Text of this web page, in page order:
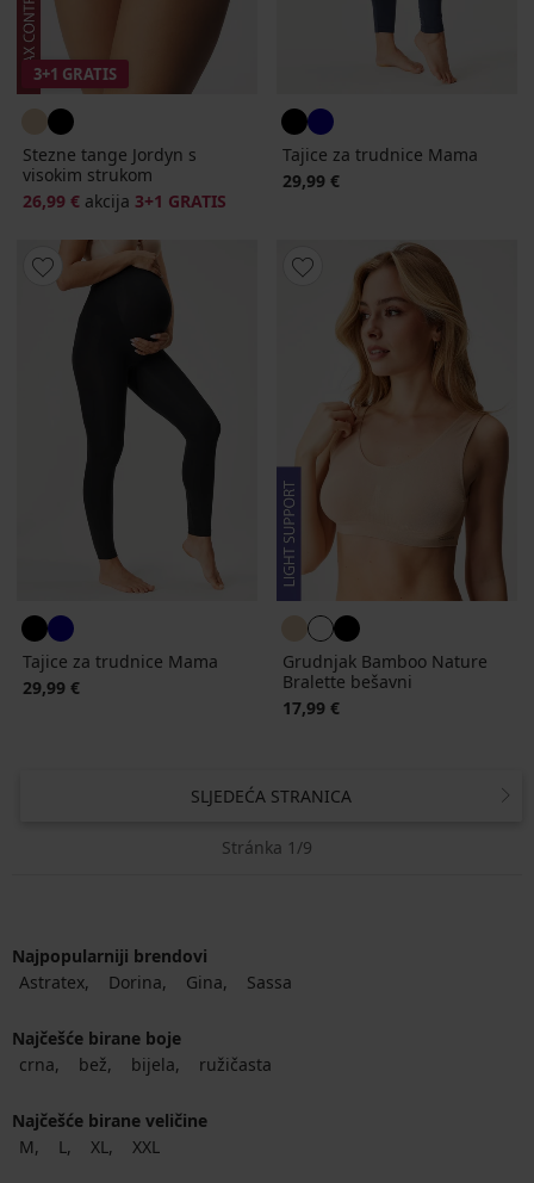
3+1 GRATIS
Stezne tange Jordyn s
visokim strukom
26,99 € akcija 3+1 GRATIS
Tajice za trudnice Mama
29,99 €
Tajice za trudnice Mama
29,99 €
Grudnjak Bamboo Nature
Bralette bešavni
17,99 €
SLJEDEĆA STRANICA
Stránka 1/9
Najpopularniji brendovi
Astratex
Dorina Gina Sassa
Najčešće birane boje
crna
bež bijela ružičasta
Najčešće birane veličine
M
L XL XXL